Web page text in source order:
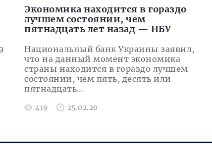
Экономика находится в гораздо
лучшем состоянии, чем
пятнадцать лет назад — НБУ
Национальный банк Украины заявил,
что на данный момент экономика
страны находится в гораздо лучшем
состоянии, чем пять, десять или
пятнадцать…
419 25.02.20